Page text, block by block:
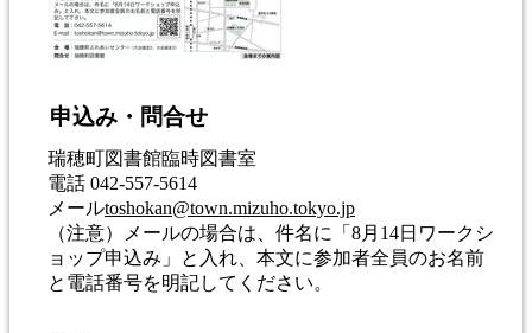
申込み・問合せ
瑞穂町図書館臨時図書室
電話 042-557-5614
メールtoshokan@town.mizuho.tokyo.jp
（注意）メールの場合は、件名に「8月14日ワークシ
ョップ申込み」と入れ、本文に参加者全員のお名前
と電話番号を明記してください。